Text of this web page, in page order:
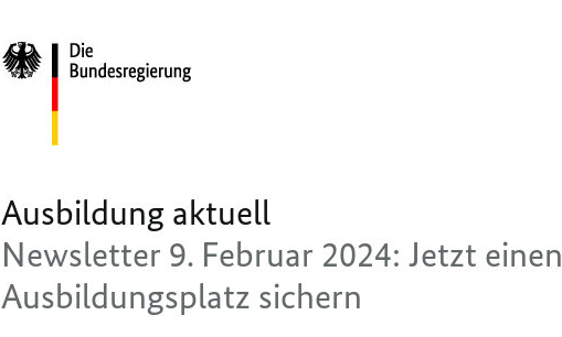
Ausbildung aktuell
Newsletter 9. Februar 2024: Jetzt einen
Ausbildungsplatz sichern